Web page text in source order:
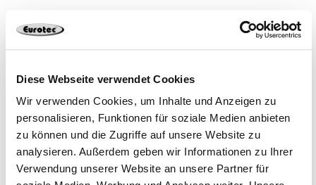
Diese Webseite verwendet Cookies
Wir verwenden Cookies, um Inhalte und Anzeigen zu
personalisieren, Funktionen für soziale Medien anbieten
zu können und die Zugriffe auf unsere Website zu
analysieren. Außerdem geben wir Informationen zu Ihrer
Verwendung unserer Website an unsere Partner für
Jetzt planen